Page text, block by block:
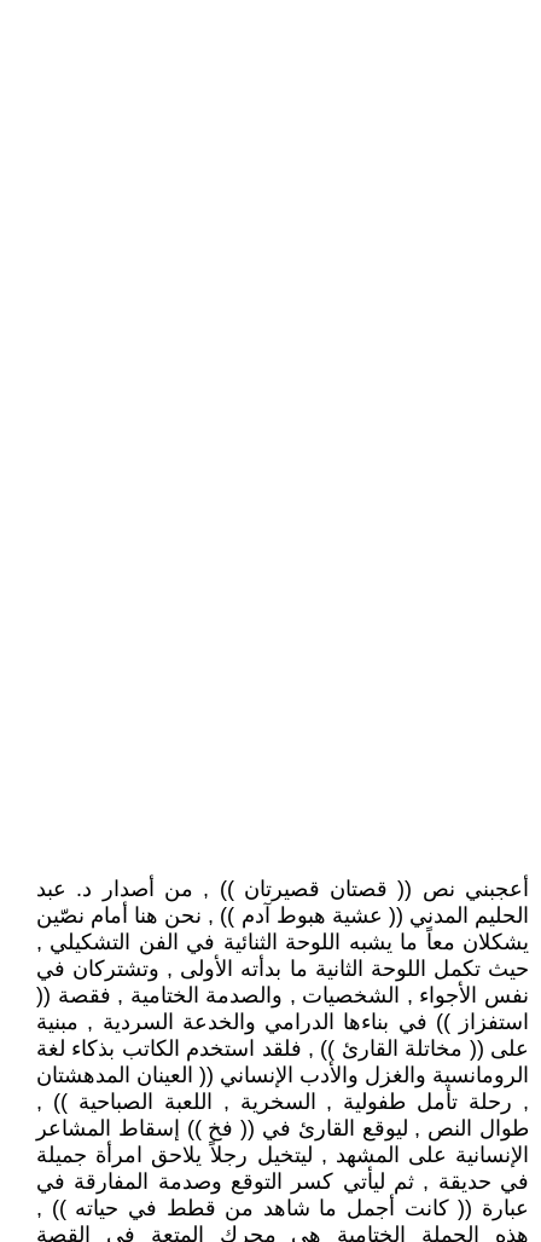
أعجبني نص (( قصتان قصيرتان )) , من أصدار د. عبد
الحليم المدني (( عشية هبوط آدم )) , نحن هنا أمام نصّين
يشكلان معاً ما يشبه اللوحة الثنائية في الفن التشكيلي ,
حيث تكمل اللوحة الثانية ما بدأته الأولى , وتشتركان في
نفس الأجواء , الشخصيات , والصدمة الختامية , فقصة ((
استفزاز )) في بناءها الدرامي والخدعة السردية , مبنية
على (( مخاتلة القارئ )) , فلقد استخدم الكاتب بذكاء لغة
الرومانسية والغزل والأدب الإنساني (( العينان المدهشتان
, رحلة تأمل طفولية , السخرية , اللعبة الصباحية )) ,
طوال النص , ليوقع القارئ في (( فخ )) إسقاط المشاعر
الإنسانية على المشهد , ليتخيل رجلاً يلاحق امرأة جميلة
في حديقة , ثم ليأتي كسر التوقع وصدمة المفارقة في
عبارة (( كانت أجمل ما شاهد من قطط في حياته )) ,
هذه الجملة الختامية هي محرك المتعة في القصة